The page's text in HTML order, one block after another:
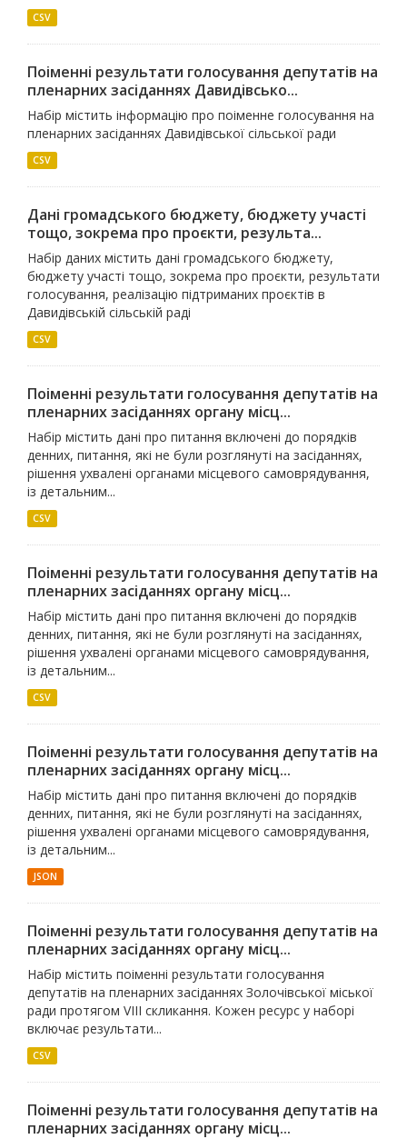
CSV
Поіменні результати голосування депутатів на
пленарних засіданнях Давидівсько...
Набір містить інформацію про поіменне голосування на
пленарних засіданнях Давидівської сільської ради
CSV
Дані громадського бюджету, бюджету участі
тощо, зокрема про проєкти, результа...
Набір даних містить дані громадського бюджету,
бюджету участі тощо, зокрема про проєкти, результати
голосування, реалізацію підтриманих проєктів в
Давидівській сільській раді
CSV
Поіменні результати голосування депутатів на
пленарних засіданнях органу місц...
Набір містить дані про питання включені до порядків
денних, питання, які не були розглянуті на засіданнях,
рішення ухвалені органами місцевого самоврядування,
із детальним...
CSV
Поіменні результати голосування депутатів на
пленарних засіданнях органу місц...
Набір містить дані про питання включені до порядків
денних, питання, які не були розглянуті на засіданнях,
рішення ухвалені органами місцевого самоврядування,
із детальним...
CSV
Поіменні результати голосування депутатів на
пленарних засіданнях органу місц...
Набір містить дані про питання включені до порядків
денних, питання, які не були розглянуті на засіданнях,
рішення ухвалені органами місцевого самоврядування,
із детальним...
JSON
Поіменні результати голосування депутатів на
пленарних засіданнях органу місц...
Набір містить поіменні результати голосування
депутатів на пленарних засіданнях Золочівської міської
ради протягом VIII скликання. Кожен ресурс у наборі
включає результати...
CSV
Поіменні результати голосування депутатів на
пленарних засіданнях органу місц...